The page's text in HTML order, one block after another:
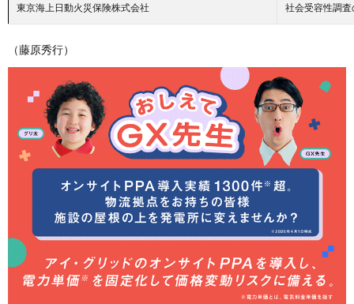
東京海上日動火災保険株式会社 社会受容性調
（藤原秀行）